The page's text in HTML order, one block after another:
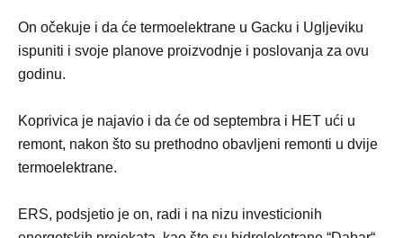
On očekuje i da će termoelektrane u Gacku i Ugljeviku
ispuniti i svoje planove proizvodnje i poslovanja za ovu
godinu.
Koprivica je najavio i da će od septembra i HET ući u
remont, nakon što su prethodno obavljeni remonti u dvije
termoelektrane.
ERS, podsjetio je on, radi i na nizu investicionih